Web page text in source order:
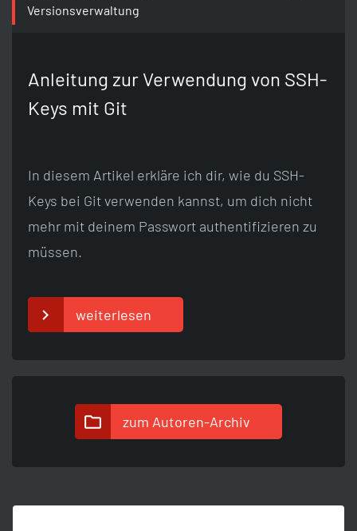
Versionsverwaltung
Anleitung zur Verwendung von SSH-
Keys mit Git
In diesem Artikel erkläre ich dir, wie du SSH-
Keys bei Git verwenden kannst, um dich nicht
mehr mit deinem Passwort authentifizieren zu
müssen.
weiterlesen
zum Autoren-Archiv